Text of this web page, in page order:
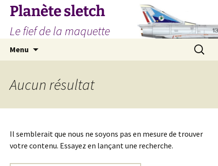
Aller
contenu
Planète sletch
Le fief de la maquette
Menu
Aucun résultat
Il semblerait que nous ne soyons pas en mesure de trouver
votre contenu. Essayez en lançant une recherche.